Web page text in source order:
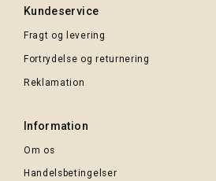
Kundeservice
Fragt og levering
Fortrydelse og returnering
Reklamation
Information
Om os
Handelsbetingelser